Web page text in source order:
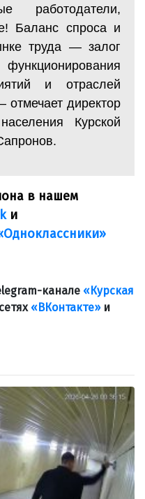
работодатели,
Баланс спроса и
труда — залог
и отраслей
директор
Курской
в нашем
и
канале «Курская
«ВКонтакте»и